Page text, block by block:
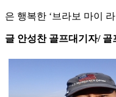
은 행복한 ‘브라보 마이
글 안성찬 골프대기자/